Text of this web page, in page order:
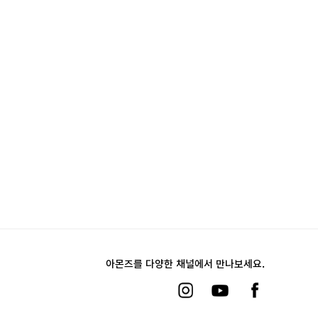
아몬즈를 다양한 채널에서 만나보세요.